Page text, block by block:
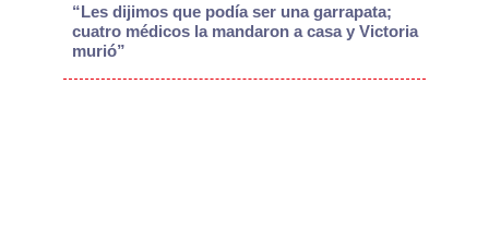
“Les dijimos que podía ser una garrapata;
cuatro médicos la mandaron a casa y Victoria
murió”